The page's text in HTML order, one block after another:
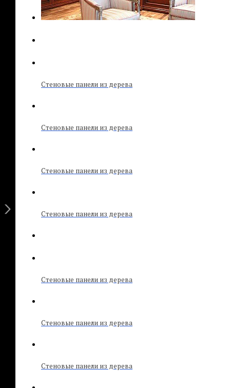
Стеновые панели из дерева
Стеновые панели из дерева
Стеновые панели из дерева
Стеновые панели из дерева
Стеновые панели из дерева
Стеновые панели из дерева
Стеновые панели из дерева